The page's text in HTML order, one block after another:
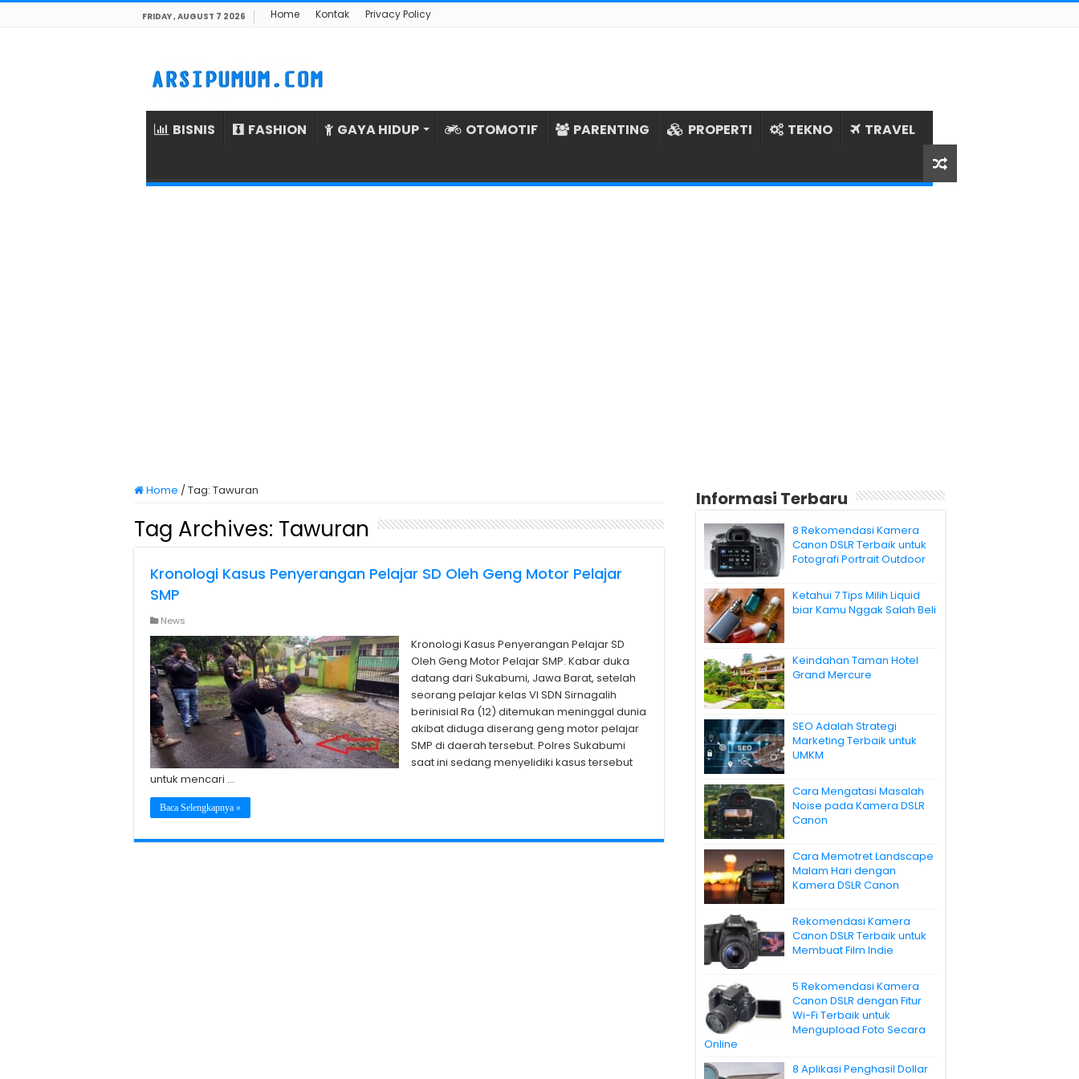
FRIDAY , AUGUST 7 2026 Home Kontak Privacy Policy
BISNIS FASHION GAYA HIDUP OTOMOTIF PARENTING PROPERTI TEKNO TRAVEL
Home /Tag: Tawuran
Tag Archives: Tawuran
Kronologi Kasus Penyerangan Pelajar SD Oleh Geng Motor Pelajar
SMP
News
Kronologi Kasus Penyerangan Pelajar SD
Oleh Geng Motor Pelajar SMP. Kabar duka
datang dari Sukabumi, Jawa Barat, setelah
seorang pelajar kelas VI SDN Sirnagalih
berinisial Ra (12) ditemukan meninggal dunia
akibat diduga diserang geng motor pelajar
SMP di daerah tersebut. Polres Sukabumi
saat ini sedang menyelidiki kasus tersebut
untuk mencari …
Baca Selengkapnya »
Informasi Terbaru
8 Rekomendasi Kamera
Canon DSLR Terbaik untuk
Fotografi Portrait Outdoor
Ketahui 7 Tips Milih Liquid
biar Kamu Nggak Salah Beli
Keindahan Taman Hotel
Grand Mercure
SEO Adalah Strategi
Marketing Terbaik untuk
UMKM
Cara Mengatasi Masalah
Noise pada Kamera DSLR
Canon
Cara Memotret Landscape
Malam Hari dengan
Kamera DSLR Canon
Rekomendasi Kamera
Canon DSLR Terbaik untuk
Membuat Film Indie
5 Rekomendasi Kamera
Canon DSLR dengan Fitur
Wi-Fi Terbaik untuk
Mengupload Foto Secara
Online
8 Aplikasi Penghasil Dollar